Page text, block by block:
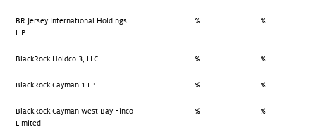
BR Jersey International Holdings
L.P.
% %
BlackRock Holdco 3, LLC % %
BlackRock Cayman 1 LP % %
BlackRock Cayman West Bay Finco
Limited
% %